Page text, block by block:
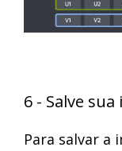
6 - Salve
Para salvar a